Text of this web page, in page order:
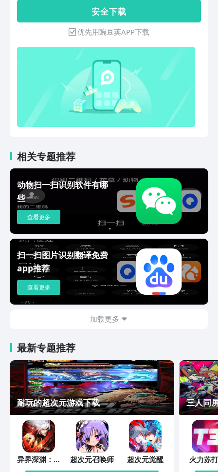
文字编辑等功能工作，让图片转文字识别
校对变得更加简单便捷。对于识别后的文
字我们还可以进行在线翻译、编辑、内容
复制、实时校对、重新识别、导出，是专
业的拍照取字OCR识别软件。 ——功能
特色—— 【文字识别】 *支持拍照文字识
别,支持本地图片转文字,支持拍照翻译,还
支持连续拍照拼图，批量识别图文,识别
各种文件、图片、书籍等，准确迅速~ *
手机拍纸质文档，智能裁边调节图像，识
别结果自动排版，保留原文排版。 *扫描
识别文字支持在线翻译多语言。 【语言
一款外语学习神器！ 【文档编辑导出】
*批量识别后的文字可进行自由编辑、复
制、翻译、校对、重新识别，编辑起来非
常省心！ *支持一键分享导出，多种格式
任你选. 【识别记录管理】 *一目了然识
别历史记录,可有序保存管理和分类，删
除或批量操作。 【文档安全加密】 *图
片文件等上传经过加密处理，无需担心隐
私泄露。
安 全 下 载
优先用豌豆荚APP下载
相关专题推荐
动物扫一扫识别软件有哪
些
查看更多
扫一扫图片识别翻译免费
app推荐
查看更多
加载更多
最新专题推荐
耐玩的超次元游戏下载
异界深渊：觉
醒
超次元召唤师
超次元觉醒
三人同
火力苏